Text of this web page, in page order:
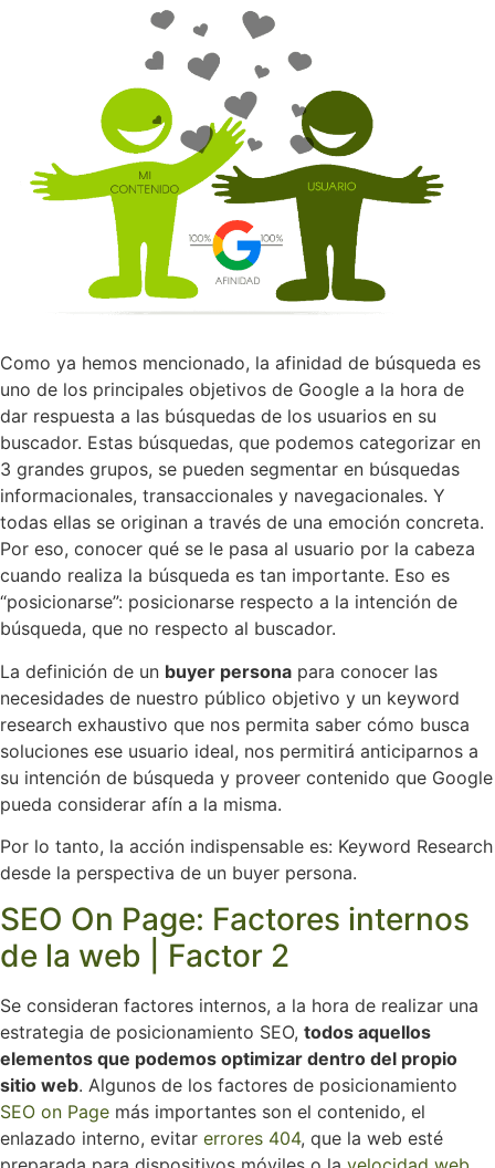
Como ya hemos mencionado, la afinidad de búsqueda es
uno de los principales objetivos de Google a la hora de
dar respuesta a las búsquedas de los usuarios en su
buscador. Estas búsquedas, que podemos categorizar en
3 grandes grupos, se pueden segmentar en búsquedas
informacionales, transaccionales y navegacionales. Y
todas ellas se originan a través de una emoción concreta.
Por eso, conocer qué se le pasa al usuario por la cabeza
cuando realiza la búsqueda es tan importante. Eso es
“posicionarse”: posicionarse respecto a la intención de
búsqueda, que no respecto al buscador.
La definición de un buyer persona para conocer las
necesidades de nuestro público objetivo y un keyword
research exhaustivo que nos permita saber cómo busca
soluciones ese usuario ideal, nos permitirá anticiparnos a
su intención de búsqueda y proveer contenido que Google
pueda considerar afín a la misma.
Por lo tanto, la acción indispensable es: Keyword Research
desde la perspectiva de un buyer persona.
SEO On Page: Factores internos
de la web | Factor 2
Se consideran factores internos, a la hora de realizar una
estrategia de posicionamiento SEO, todos aquellos
elementos que podemos optimizar dentro del propio
sitio web. Algunos de los factores de posicionamiento
SEO on Page más importantes son el contenido, el
enlazado interno, evitar errores 404, que la web esté